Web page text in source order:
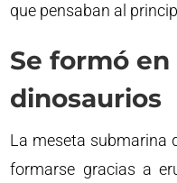
que pensaban al
Se formó
dinosaurios
La meseta submarina
formarse gracias a